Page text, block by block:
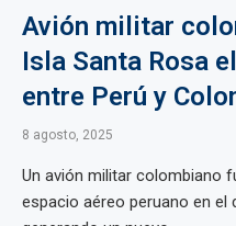
Avión militar
Isla Santa Rosa
entre Perú y
8 agosto, 2025
Un avión militar colombiano
espacio aéreo peruano en el